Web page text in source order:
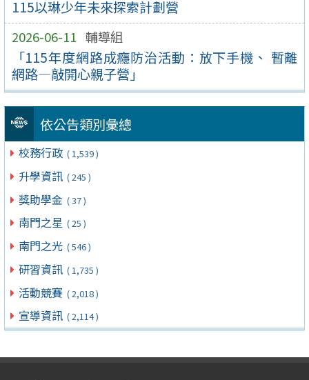
115以琳少年未來探索計劃營
2026-06-11 輔導組
「115年度網路成癮防治活動：放下手機、 暫離
網路—敲開心親子營」
依公告類別彙總
校務行政 ( 1,539 )
升學資訊 ( 245 )
獎助學金 ( 37 )
南門之星 ( 25 )
南門之光 ( 546 )
研習資訊 ( 1,735 )
活動競賽 ( 2,018 )
宣導資訊 ( 2,114 )